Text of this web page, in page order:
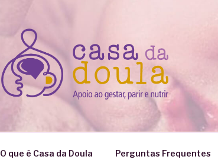
O que é Casa da Doula Perguntas Frequentes